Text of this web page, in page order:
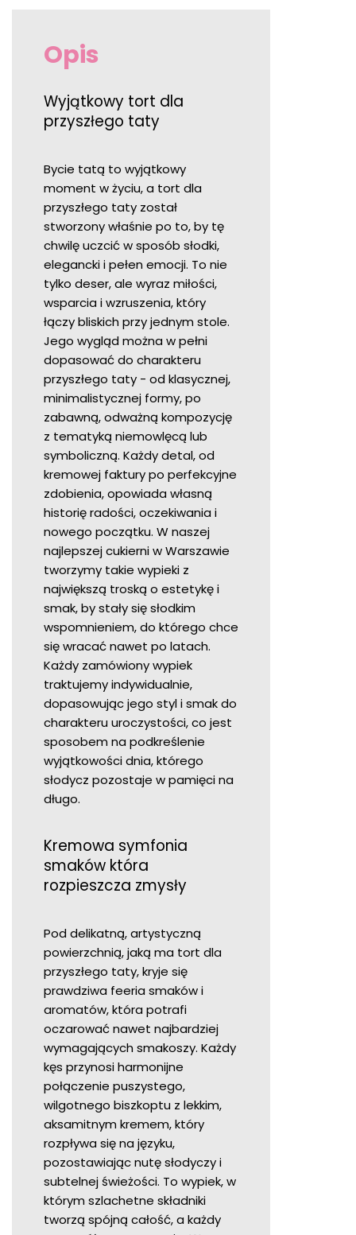
Opis
Wyjątkowy tort dla
przyszłego taty
Bycie tatą to wyjątkowy
moment w życiu, a tort dla
przyszłego taty został
stworzony właśnie po to, by tę
chwilę uczcić w sposób słodki,
elegancki i pełen emocji. To nie
tylko deser, ale wyraz miłości,
wsparcia i wzruszenia, który
łączy bliskich przy jednym stole.
Jego wygląd można w pełni
dopasować do charakteru
przyszłego taty - od klasycznej,
minimalistycznej formy, po
zabawną, odważną kompozycję
z tematyką niemowlęcą lub
symboliczną. Każdy detal, od
kremowej faktury po perfekcyjne
zdobienia, opowiada własną
historię radości, oczekiwania i
nowego początku. W naszej
najlepszej cukierni w Warszawie
tworzymy takie wypieki z
największą troską o estetykę i
smak, by stały się słodkim
wspomnieniem, do którego chce
się wracać nawet po latach.
Każdy zamówiony wypiek
traktujemy indywidualnie,
dopasowując jego styl i smak do
charakteru uroczystości, co jest
sposobem na podkreślenie
wyjątkowości dnia, którego
słodycz pozostaje w pamięci na
długo.
Kremowa symfonia
smaków która
rozpieszcza zmysły
Pod delikatną, artystyczną
powierzchnią, jaką ma tort dla
przyszłego taty, kryje się
prawdziwa feeria smaków i
aromatów, która potrafi
oczarować nawet najbardziej
wymagających smakoszy. Każdy
kęs przynosi harmonijne
połączenie puszystego,
wilgotnego biszkoptu z lekkim,
aksamitnym kremem, który
rozpływa się na języku,
pozostawiając nutę słodyczy i
subtelnej świeżości. To wypiek, w
którym szlachetne składniki
tworzą spójną całość, a każdy